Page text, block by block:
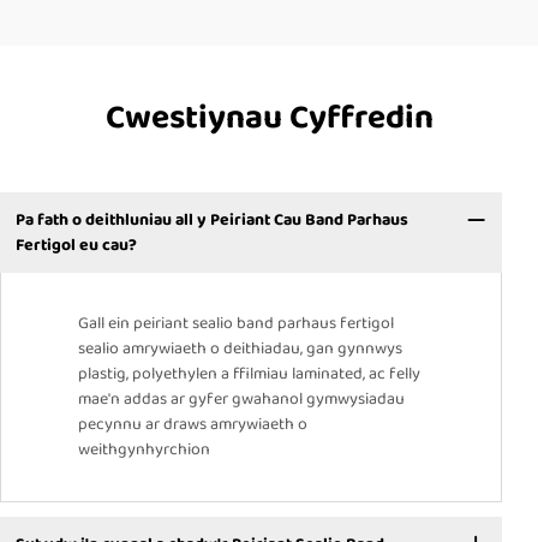
Cwestiynau Cyffredin
Pa fath o deithluniau all y Peiriant Cau Band Parhaus
Fertigol eu cau?
Gall ein peiriant sealio band parhaus fertigol
sealio amrywiaeth o deithiadau, gan gynnwys
plastig, polyethylen a ffilmiau laminated, ac felly
mae'n addas ar gyfer gwahanol gymwysiadau
pecynnu ar draws amrywiaeth o
weithgynhyrchion